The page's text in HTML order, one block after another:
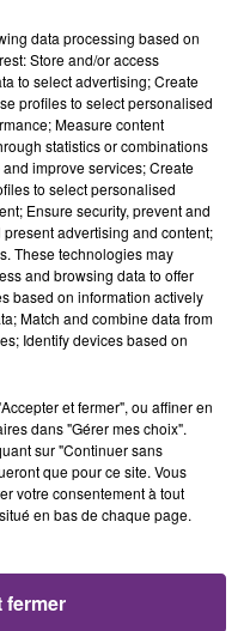
REIMS FERME
du centre-ville
est contraint de
0h54
0h54
Faut Que Tu M'aimes
data processing based on
Store and/or access
to select advertising; Create
profiles to select personalised
Measure content
statistics or combinations
improve services; Create
to select personalised
Ensure security, prevent and
advertising and content;
These technologies may
and browsing data to offer
based on information actively
Match and combine data from
Identify devices based on
et fermer", ou affiner en
dans "Gérer mes choix".
sur "Continuer sans
que pour ce site. Vous
votre consentement à tout
en bas de chaque page.
fermer